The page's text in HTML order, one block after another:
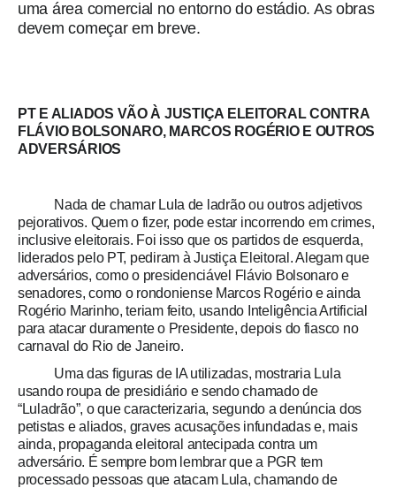
uma área comercial no entorno do estádio. As obras
devem começar em breve.
PT E ALIADOS VÃO À JUSTIÇA ELEITORAL CONTRA
FLÁVIO BOLSONARO, MARCOS ROGÉRIO E OUTROS
ADVERSÁRIOS
Nada de chamar Lula de ladrão ou outros adjetivos
pejorativos. Quem o fizer, pode estar incorrendo em crimes,
inclusive eleitorais. Foi isso que os partidos de esquerda,
liderados pelo PT, pediram à Justiça Eleitoral. Alegam que
adversários, como o presidenciável Flávio Bolsonaro e
senadores, como o rondoniense Marcos Rogério e ainda
Rogério Marinho, teriam feito, usando Inteligência Artificial
para atacar duramente o Presidente, depois do fiasco no
carnaval do Rio de Janeiro.
Uma das figuras de IA utilizadas, mostraria Lula
usando roupa de presidiário e sendo chamado de
“Luladrão”, o que caracterizaria, segundo a denúncia dos
petistas e aliados, graves acusações infundadas e, mais
ainda, propaganda eleitoral antecipada contra um
adversário. É sempre bom lembrar que a PGR tem
processado pessoas que atacam Lula, chamando de